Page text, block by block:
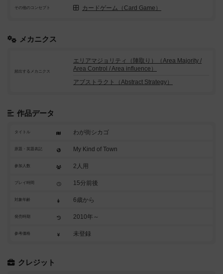
その他のコンセプト カードゲーム（Card Game）
メカニクス
頻出するメカニクス
エリアマジョリティ（陣取り）（Area Majority /
Area Control / Area influence）
アブストラクト（Abstract Strategy）
作品データ
タイトル わが街シカゴ
原題・英題表記 My Kind of Town
参加人数 2人用
プレイ時間 15分前後
対象年齢 6歳から
発売時期 2010年～
参考価格 未登録
クレジット